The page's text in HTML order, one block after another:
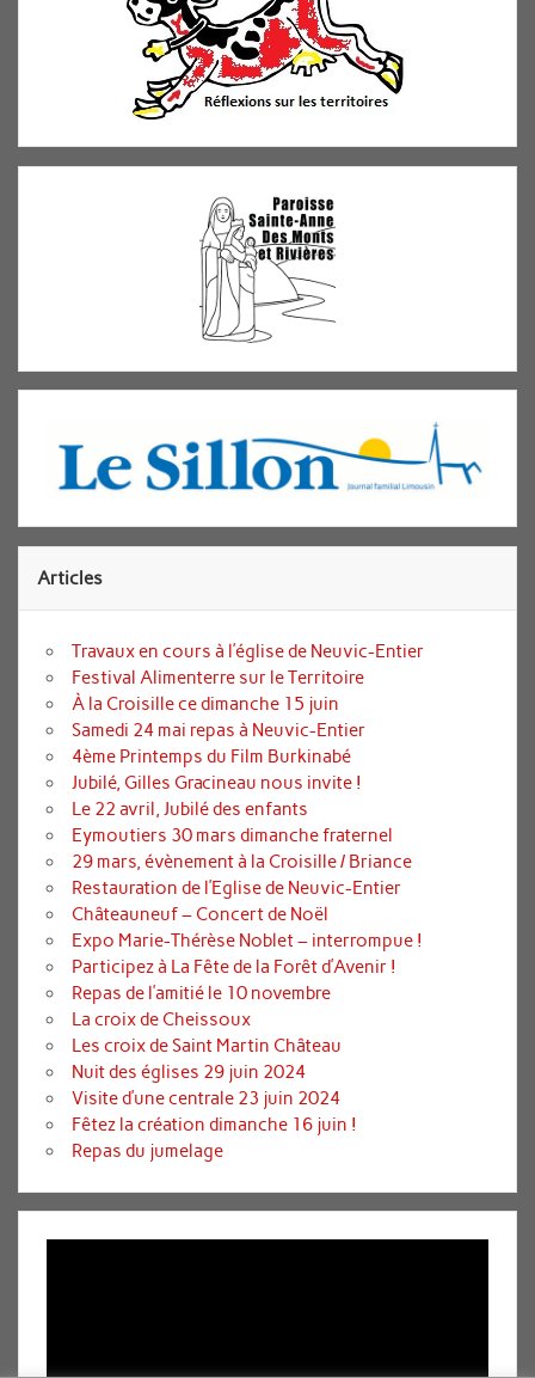
Articles
Travaux en cours à l’église de Neuvic-Entier
Festival Alimenterre sur le Territoire
À la Croisille ce dimanche 15 juin
Samedi 24 mai repas à Neuvic-Entier
4ème Printemps du Film Burkinabé
Jubilé, Gilles Gracineau nous invite !
Le 22 avril, Jubilé des enfants
Eymoutiers 30 mars dimanche fraternel
29 mars, évènement à la Croisille / Briance
Restauration de l’Eglise de Neuvic-Entier
Châteauneuf – Concert de Noël
Expo Marie-Thérèse Noblet – interrompue !
Participez à La Fête de la Forêt d’Avenir !
Repas de l’amitié le 10 novembre
La croix de Cheissoux
Les croix de Saint Martin Château
Nuit des églises 29 juin 2024
Visite d’une centrale 23 juin 2024
Fêtez la création dimanche 16 juin !
Repas du jumelage
Lecteur